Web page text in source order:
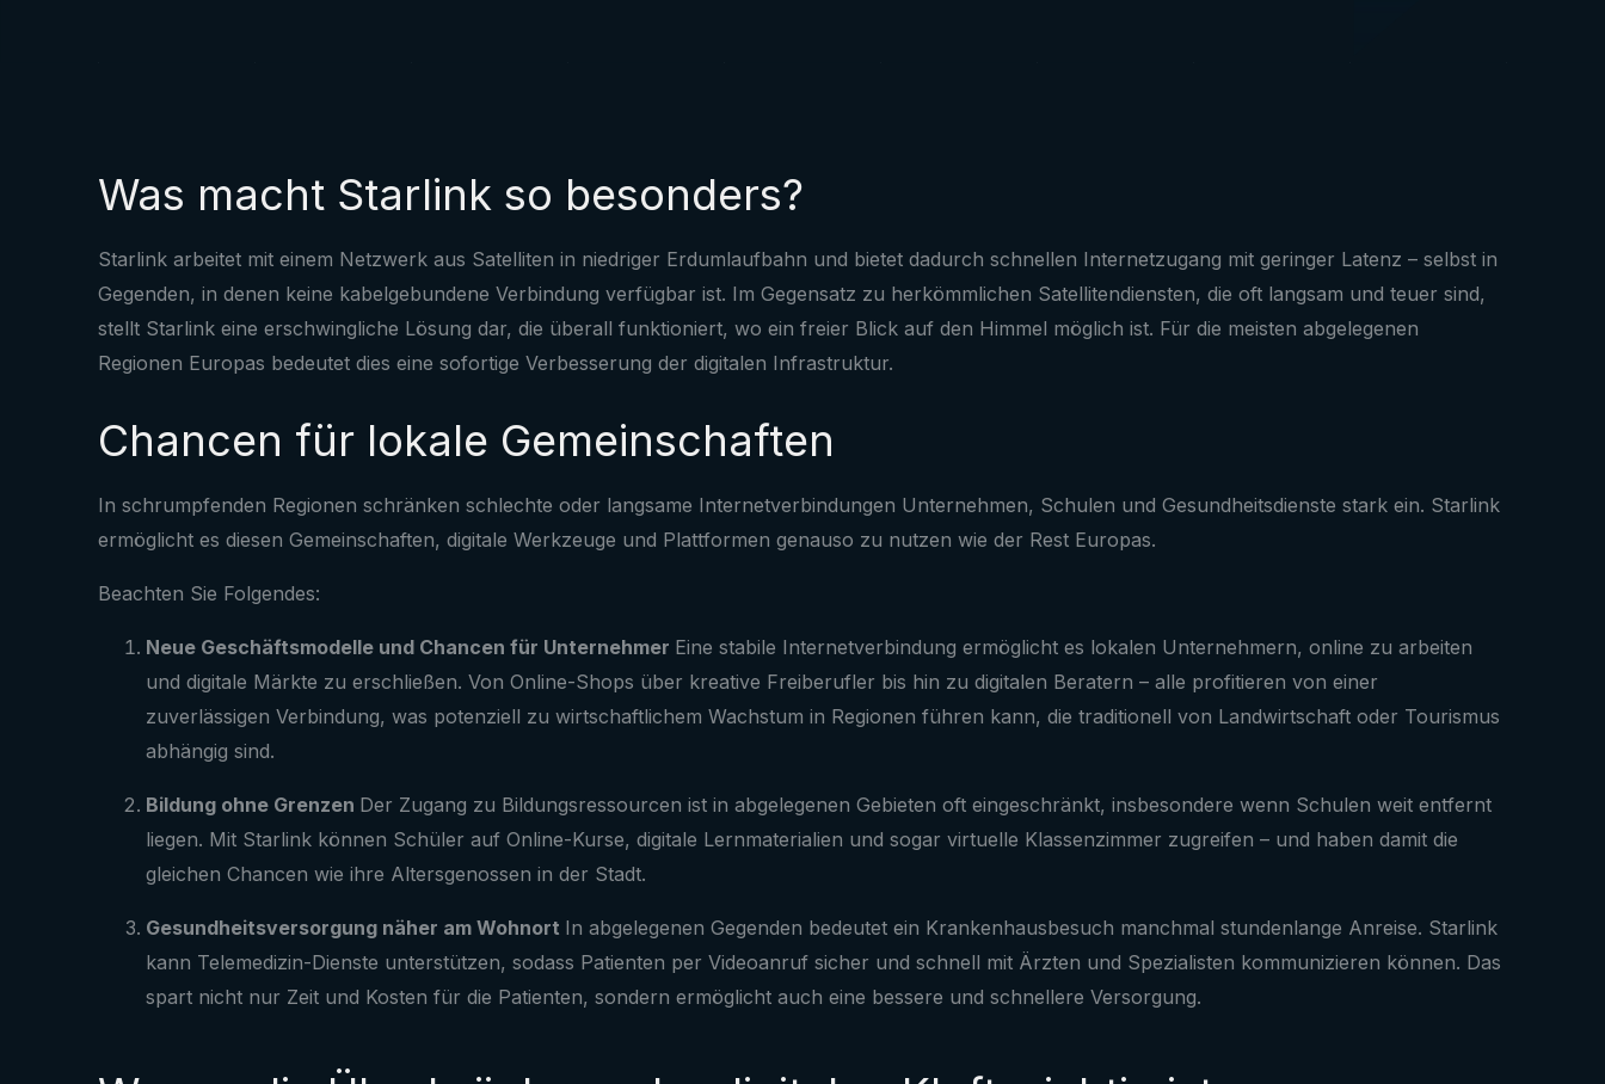
Was macht Starlink so besonders?
Starlink arbeitet mit einem Netzwerk aus Satelliten in niedriger Erdumlaufbahn und bietet dadurch schnellen Internetzugang mit geringer Latenz – selbst in
Gegenden, in denen keine kabelgebundene Verbindung verfügbar ist. Im Gegensatz zu herkömmlichen Satellitendiensten, die oft langsam und teuer sind,
stellt Starlink eine erschwingliche Lösung dar, die überall funktioniert, wo ein freier Blick auf den Himmel möglich ist. Für die meisten abgelegenen
Regionen Europas bedeutet dies eine sofortige Verbesserung der digitalen Infrastruktur.
Chancen für lokale Gemeinschaften
In schrumpfenden Regionen schränken schlechte oder langsame Internetverbindungen Unternehmen, Schulen und Gesundheitsdienste stark ein. Starlink
ermöglicht es diesen Gemeinschaften, digitale Werkzeuge und Plattformen genauso zu nutzen wie der Rest Europas.
Beachten Sie Folgendes:
Neue Geschäftsmodelle und Chancen für Unternehmer Eine stabile Internetverbindung ermöglicht es lokalen Unternehmern, online zu arbeiten
und digitale Märkte zu erschließen. Von Online-Shops über kreative Freiberufler bis hin zu digitalen Beratern – alle profitieren von einer
zuverlässigen Verbindung, was potenziell zu wirtschaftlichem Wachstum in Regionen führen kann, die traditionell von Landwirtschaft oder Tourismus
abhängig sind.
Bildung ohne Grenzen Der Zugang zu Bildungsressourcen ist in abgelegenen Gebieten oft eingeschränkt, insbesondere wenn Schulen weit entfernt
liegen. Mit Starlink können Schüler auf Online-Kurse, digitale Lernmaterialien und sogar virtuelle Klassenzimmer zugreifen – und haben damit die
gleichen Chancen wie ihre Altersgenossen in der Stadt.
Gesundheitsversorgung näher am Wohnort In abgelegenen Gegenden bedeutet ein Krankenhausbesuch manchmal stundenlange Anreise. Starlink
kann Telemedizin-Dienste unterstützen, sodass Patienten per Videoanruf sicher und schnell mit Ärzten und Spezialisten kommunizieren können. Das
spart nicht nur Zeit und Kosten für die Patienten, sondern ermöglicht auch eine bessere und schnellere Versorgung.